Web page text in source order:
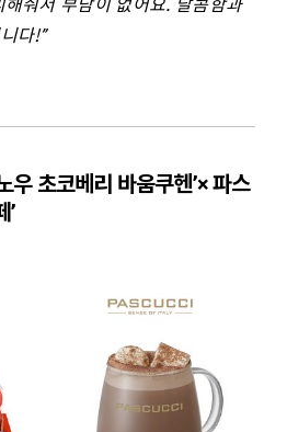
줘서 부담이 없어요. 달콤함과
다!”
초코베리 바움쿠헨’×파스
’